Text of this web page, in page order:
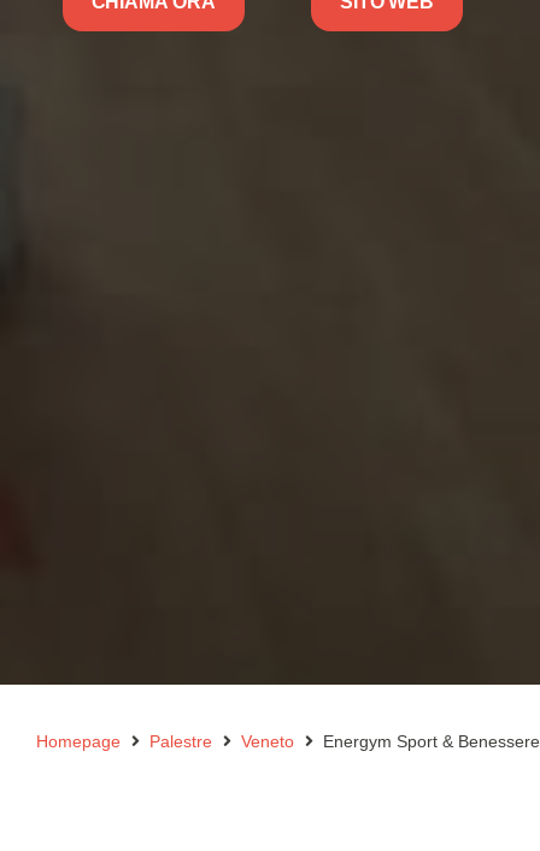
Homepage Palestre Veneto Energym Sport & Benessere